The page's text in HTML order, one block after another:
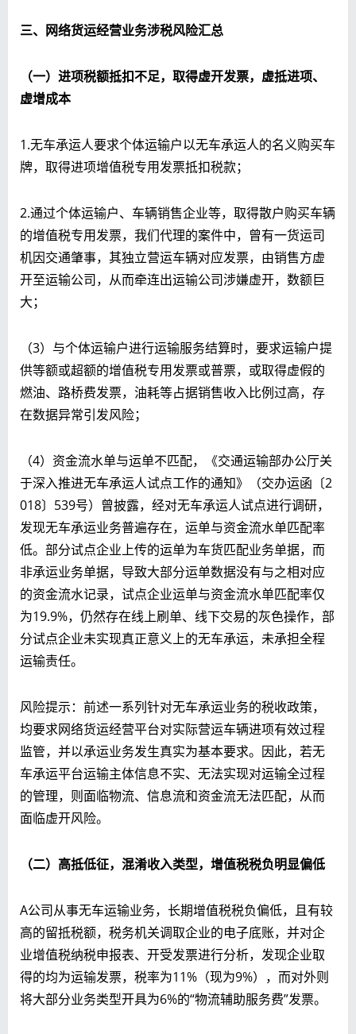
三、网络货运经营业务涉税风险汇总
（一）进项税额抵扣不足，取得虚开发票，虚抵进项、
虚增成本
1.无车承运人要求个体运输户以无车承运人的名义购买车
牌，取得进项增值税专用发票抵扣税款；
2.通过个体运输户、车辆销售企业等，取得散户购买车辆
的增值税专用发票，我们代理的案件中，曾有一货运司
机因交通肇事，其独立营运车辆对应发票，由销售方虚
开至运输公司，从而牵连出运输公司涉嫌虚开，数额巨
大；
（3）与个体运输户进行运输服务结算时，要求运输户提
供等额或超额的增值税专用发票或普票，或取得虚假的
燃油、路桥费发票，油耗等占据销售收入比例过高，存
在数据异常引发风险；
（4）资金流水单与运单不匹配，《交通运输部办公厅关
于深入推进无车承运人试点工作的通知》（交办运函〔2
018〕539号）曾披露，经对无车承运人试点进行调研，
发现无车承运业务普遍存在，运单与资金流水单匹配率
低。部分试点企业上传的运单为车货匹配业务单据，而
非承运业务单据，导致大部分运单数据没有与之相对应
的资金流水记录，试点企业运单与资金流水单匹配率仅
为19.9%，仍然存在线上刷单、线下交易的灰色操作，部
分试点企业未实现真正意义上的无车承运，未承担全程
运输责任。
风险提示：前述一系列针对无车承运业务的税收政策，
均要求网络货运经营平台对实际营运车辆进项有效过程
监管，并以承运业务发生真实为基本要求。因此，若无
车承运平台运输主体信息不实、无法实现对运输全过程
的管理，则面临物流、信息流和资金流无法匹配，从而
面临虚开风险。
（二）高抵低征，混淆收入类型，增值税税负明显偏低
A公司从事无车运输业务，长期增值税税负偏低，且有较
高的留抵税额，税务机关调取企业的电子底账，并对企
业增值税纳税申报表、开受发票进行分析，发现企业取
得的均为运输发票，税率为11%（现为9%），而对外则
将大部分业务类型开具为6%的“物流辅助服务费”发票。